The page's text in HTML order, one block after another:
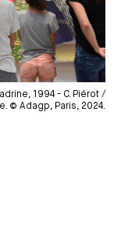
1994 - C. Piérot /
© Adagp, Paris, 2024.